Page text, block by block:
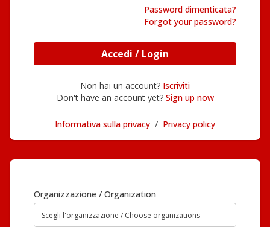
Password dimenticata?
Forgot your password?
Accedi / Login
Non hai un account? Iscriviti
Don't have an account yet? Sign up now
Informativa sulla privacy / Privacy policy
Organizzazione / Organization